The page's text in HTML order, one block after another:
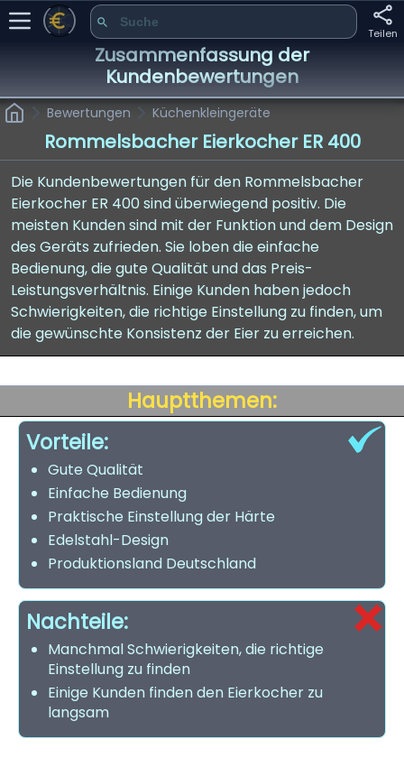
Teilen
Zusammenfassung der
Kundenbewertungen
Bewertungen Küchenkleingeräte
Rommelsbacher Eierkocher ER 400
Die Kundenbewertungen für den Rommelsbacher
Eierkocher ER 400 sind überwiegend positiv. Die
meisten Kunden sind mit der Funktion und dem Design
des Geräts zufrieden. Sie loben die einfache
Bedienung, die gute Qualität und das Preis-
Leistungsverhältnis. Einige Kunden haben jedoch
Schwierigkeiten, die richtige Einstellung zu finden, um
die gewünschte Konsistenz der Eier zu erreichen.
Hauptthemen:
Vorteile:
Gute Qualität
Einfache Bedienung
Praktische Einstellung der Härte
Edelstahl-Design
Produktionsland Deutschland
Nachteile:
Manchmal Schwierigkeiten, die richtige
Einstellung zu finden
Einige Kunden finden den Eierkocher zu
langsam